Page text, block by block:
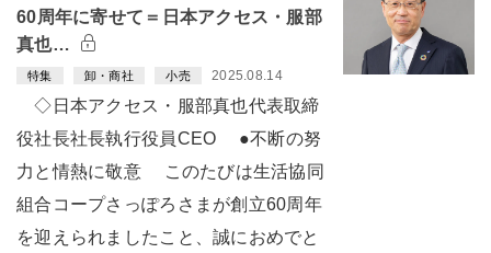
60周年に寄せて＝日本アクセス・服部
真也…
特集 卸・商社 小売 2025.08.14
◇日本アクセス・服部真也代表取締
役社長社長執行役員CEO ●不断の努
力と情熱に敬意 このたびは生活協同
組合コープさっぽろさまが創立60周年
を迎えられましたこと、誠におめでと